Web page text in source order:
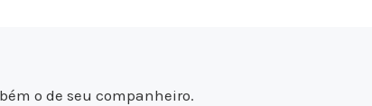
o de seu companheiro.